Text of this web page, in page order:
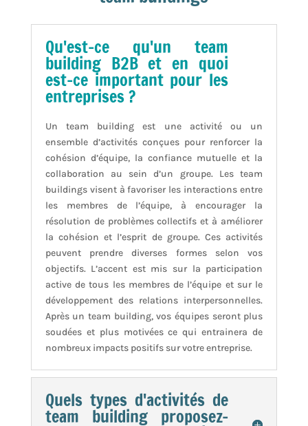
Qu'est-ce qu'un team
building B2B et en quoi
est-ce important pour les
entreprises ?
Un team building est une activité ou un
ensemble d’activités conçues pour renforcer la
cohésion d’équipe, la confiance mutuelle et la
collaboration au sein d’un groupe. Les team
buildings visent à favoriser les interactions entre
les membres de l’équipe, à encourager la
résolution de problèmes collectifs et à améliorer
la cohésion et l’esprit de groupe. Ces activités
peuvent prendre diverses formes selon vos
objectifs. L’accent est mis sur la participation
active de tous les membres de l’équipe et sur le
développement des relations interpersonnelles.
Après un team building, vos équipes seront plus
soudées et plus motivées ce qui entrainera de
nombreux impacts positifs sur votre entreprise.
Quels types d'activités de
team building proposez-